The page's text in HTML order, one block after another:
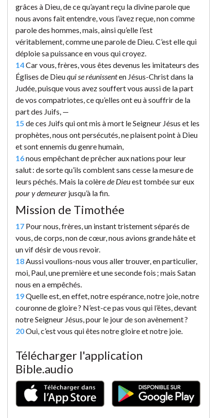
grâces à Dieu, de ce qu’ayant reçu la divine parole que
nous avons fait entendre, vous l’avez reçue, non comme
parole des hommes, mais, ainsi qu’elle l’est
véritablement, comme une parole de Dieu. C’est elle qui
déploie sa puissance en vous qui croyez.
14Car vous, frères, vous êtes devenus les imitateurs des
Églises de Dieuqui se réunissenten Jésus-Christ dans la
Judée, puisque vous avez souffert vous aussi de la part
de vos compatriotes, ce qu’elles ont eu à souffrir de la
part des Juifs, —
15 de ces Juifs qui ont mis à mort le Seigneur Jésus et les
prophètes, nous ont persécutés, ne plaisent point à Dieu
et sont ennemis du genre humain,
16nous empêchant de prêcher aux nations pour leur
salut : de sorte qu’ils comblent sans cesse la mesure de
leurs péchés. Mais la colèrede Dieuest tombée sur eux
pour y demeurer jusqu’à la fin.
Mission de Timothée
17 Pour nous, frères, un instant tristement séparés de
vous, de corps, non de cœur, nous avions grande hâte et
un vif désir de vous revoir.
18 Aussi voulions-nous vous aller trouver, en particulier,
moi, Paul, une première et une seconde fois ; mais Satan
nous en a empêchés.
19Quelle est, en effet, notre espérance, notre joie, notre
couronne de gloire ? N’est-ce pas vous qui l’êtes, devant
notre Seigneur Jésus, pour le jour de son avènement ?
20Oui, c’est vous qui êtes notre gloire et notre joie.
Télécharger l'application
Bible.audio